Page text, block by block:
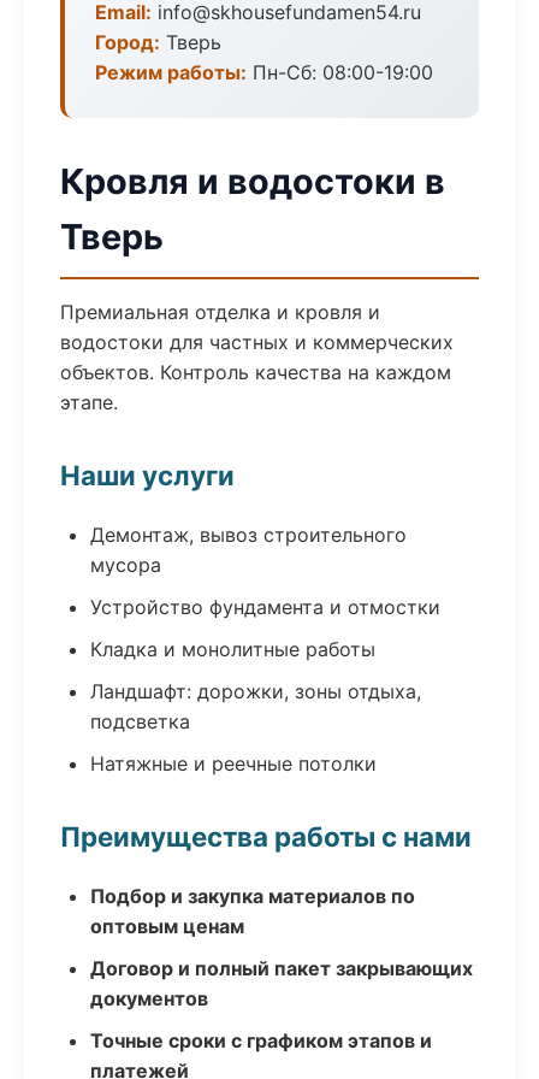
Email: info@skhousefundamen54.ru
Город: Тверь
Режим работы: Пн-Сб: 08:00-19:00
Кровля и водостоки в
Тверь
Премиальная отделка и кровля и
водостоки для частных и коммерческих
объектов. Контроль качества на каждом
этапе.
Наши услуги
Демонтаж, вывоз строительного
мусора
Устройство фундамента и отмостки
Кладка и монолитные работы
Ландшафт: дорожки, зоны отдыха,
подсветка
Натяжные и реечные потолки
Преимущества работы с нами
Подбор и закупка материалов по
оптовым ценам
Договор и полный пакет закрывающих
документов
Точные сроки с графиком этапов и
платежей